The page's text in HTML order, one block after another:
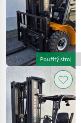
Použitý stroj